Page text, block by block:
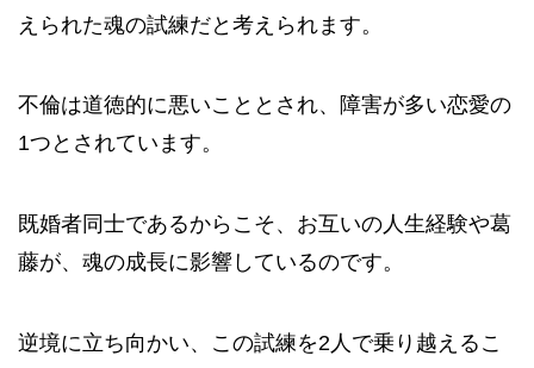
えられた魂の試練だと考えられます。
不倫は道徳的に悪いこととされ、障害が多い恋愛の
1つとされています。
既婚者同士であるからこそ、お互いの人生経験や葛
藤が、魂の成長に影響しているのです。
逆境に立ち向かい、この試練を2人で乗り越えるこ